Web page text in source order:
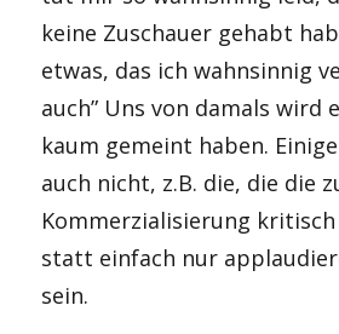
keine Zuschauer gehabt
etwas, das ich wahnsinnig
auch” Uns von damals wird
kaum gemeint haben.
auch nicht, z.B. die, die die
Kommerzialisierung
statt einfach nur
sein.